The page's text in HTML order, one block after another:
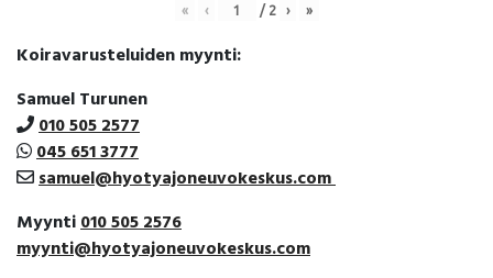
« ‹ / 2 › »
Koiravarusteluiden myynti:
Samuel Turunen
010 505 2577
045 651 3777
samuel@hyotyajoneuvokeskus.com
Myynti010 505 2576
myynti@hyotyajoneuvokeskus.com